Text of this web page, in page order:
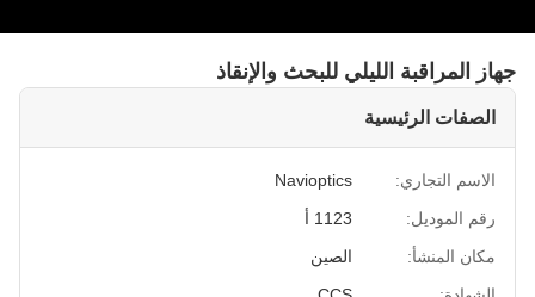
جهاز المراقبة الليلي للبحث والإنقاذ
الصفات الرئيسية
الاسم التجاري:
Navioptics
رقم الموديل:
1123 أ
مكان المنشأ:
الصين